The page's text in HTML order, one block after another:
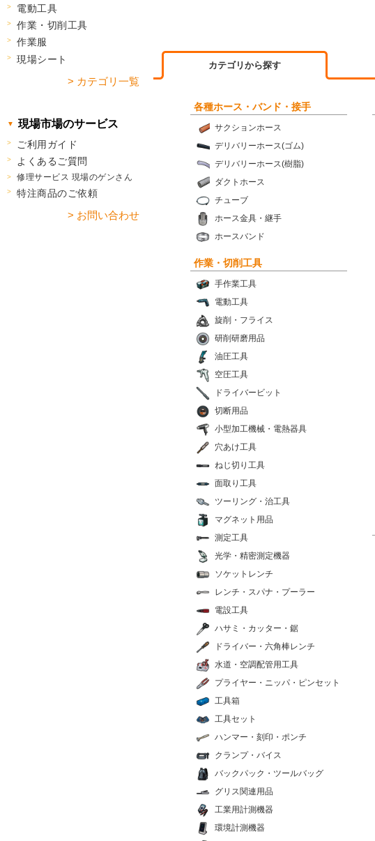
カテゴリから探す
各種ホース・バンド・接手
サクションホース
デリバリーホース(ゴム)
デリバリーホース(樹脂)
ダクトホース
チューブ
ホース金具・継手
ホースバンド
作業・切削工具
手作業工具
電動工具
旋削・フライス
研削研磨用品
油圧工具
空圧工具
ドライバービット
切断用品
小型加工機械・電熱器具
穴あけ工具
ねじ切り工具
面取り工具
ツーリング・治工具
マグネット用品
測定工具
光学・精密測定機器
ソケットレンチ
レンチ・スパナ・プーラー
電設工具
ハサミ・カッター・鋸
ドライバー・六角棒レンチ
水道・空調配管用工具
プライヤー・ニッパ・ピンセット
工具箱
工具セット
ハンマー・刻印・ポンチ
クランプ・バイス
バックパック・ツールバッグ
グリス関連用品
工業用計測機器
環境計測機器
電動工具
作業・切削工具
作業服
現場シート
> カテゴリ一覧
現場市場のサービス
ご利用ガイド
よくあるご質問
修理サービス 現場のゲンさん
特注商品のご依頼
> お問い合わせ